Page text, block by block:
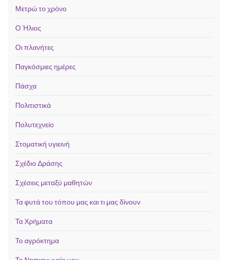
Μετρώ το χρόνο
Ο Ήλιος
Οι πλανήτες
Παγκόσμιες ημέρες
Πάσχα
Πολιτιστικά
Πολυτεχνείο
Στοματική υγιεινή
Σχέδιο Δράσης
Σχέσεις μεταξύ μαθητών
Τα φυτά του τόπου μας και τι μας δίνουν
Τα Χρήματα
Το αγρόκτημα